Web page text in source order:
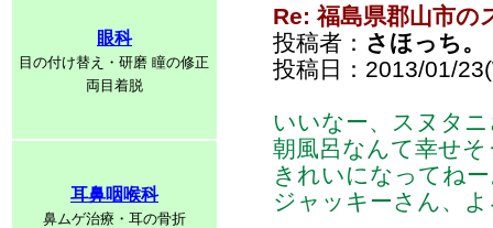
眼科
目の付け替え・研磨 瞳の修正
両目着脱
耳鼻咽喉科
鼻ムゲ治療・耳の骨折
Re: 福島県郡山市の
投稿者： さほっち。
投稿日：2013/01/
いいなー、スヌタ
朝風呂なんて幸せそ
きれいになってね
ジャッキーさん、